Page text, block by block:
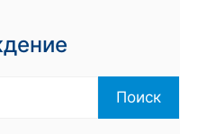
Поиск